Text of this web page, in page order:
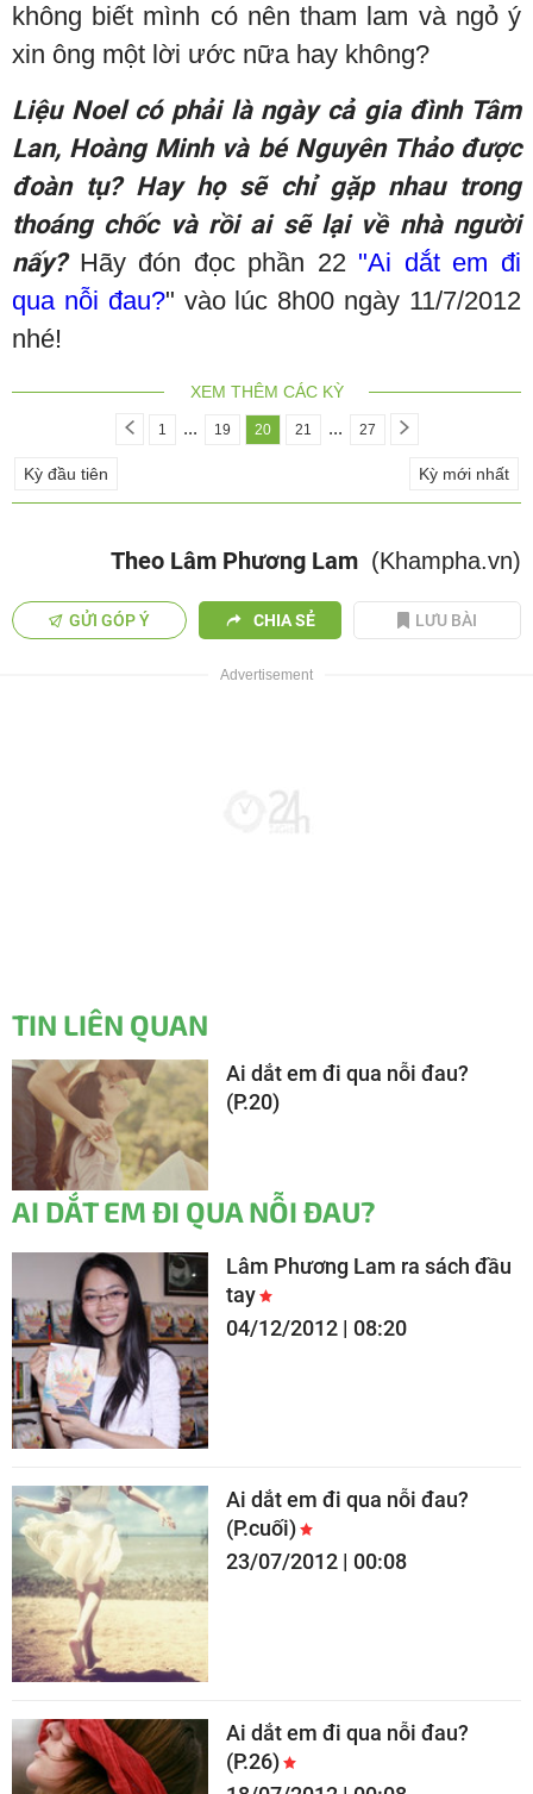
không biết mình có nên tham lam và ngỏ ý
xin ông một lời ước nữa hay không?
Liệu Noel có phải là ngày cả gia đình Tâm
Lan, Hoàng Minh và bé Nguyên Thảo được
đoàn tụ? Hay họ sẽ chỉ gặp nhau trong
thoáng chốc và rồi ai sẽ lại về nhà người
nấy?Hãy đón đọc phần 22 "Ai dắt em đi
qua nỗi đau?" vào lúc 8h00 ngày 11/7/2012
nhé!
XEM THÊM CÁC KỲ
1 ... 19 20 21 ... 27
Kỳ đầu tiên Kỳ mới nhất
Theo Lâm Phương Lam (Khampha.vn)
GỬI GÓP Ý CHIA SẺ LƯU BÀI
TIN LIÊN QUAN
Ai dắt em đi qua nỗi đau?
(P.20)
AI DẮT EM ĐI QUA NỖI ĐAU?
Lâm Phương Lam ra sách đầu
tay
04/12/2012 | 08:20
Ai dắt em đi qua nỗi đau?
(P.cuối)
23/07/2012 | 00:08
Ai dắt em đi qua nỗi đau?
(P.26)